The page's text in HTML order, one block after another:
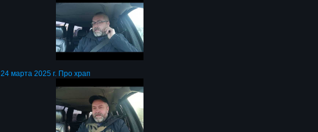
24 марта 2025 г. Про храп